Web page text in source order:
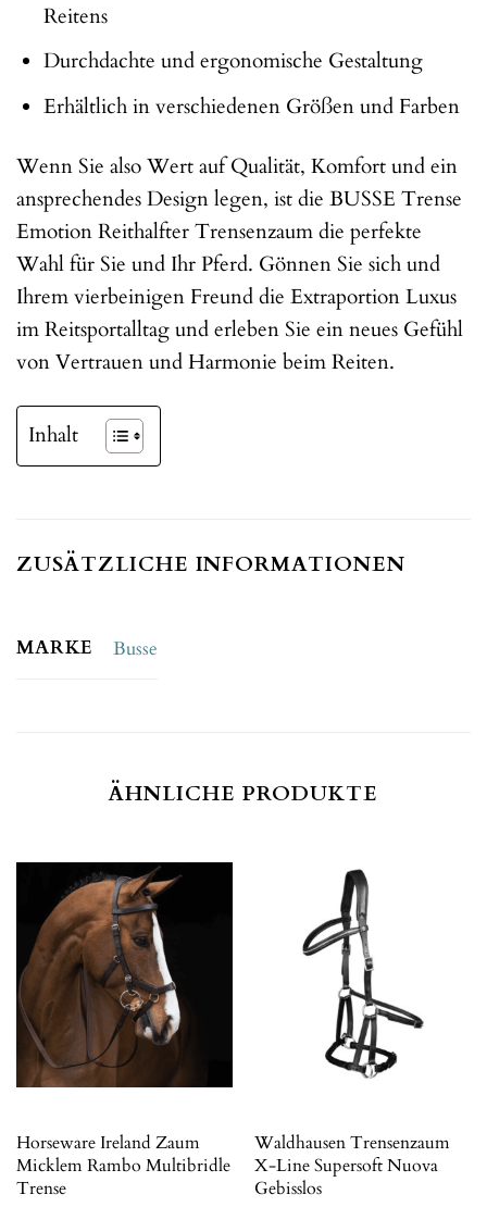
Reitens
Durchdachte und ergonomische Gestaltung
Erhältlich in verschiedenen Größen und Farben
Wenn Sie also Wert auf Qualität, Komfort und ein
ansprechendes Design legen, ist die BUSSE Trense
Emotion Reithalfter Trensenzaum die perfekte
Wahl für Sie und Ihr Pferd. Gönnen Sie sich und
Ihrem vierbeinigen Freund die Extraportion Luxus
im Reitsportalltag und erleben Sie ein neues Gefühl
von Vertrauen und Harmonie beim Reiten.
Inhalt
ZUSÄTZLICHE INFORMATIONEN
MARKE Busse
ÄHNLICHE PRODUKTE
Horseware Ireland Zaum
Micklem Rambo Multibridle
Trense
Waldhausen Trensenzaum
X-Line Supersoft Nuova
Gebisslos